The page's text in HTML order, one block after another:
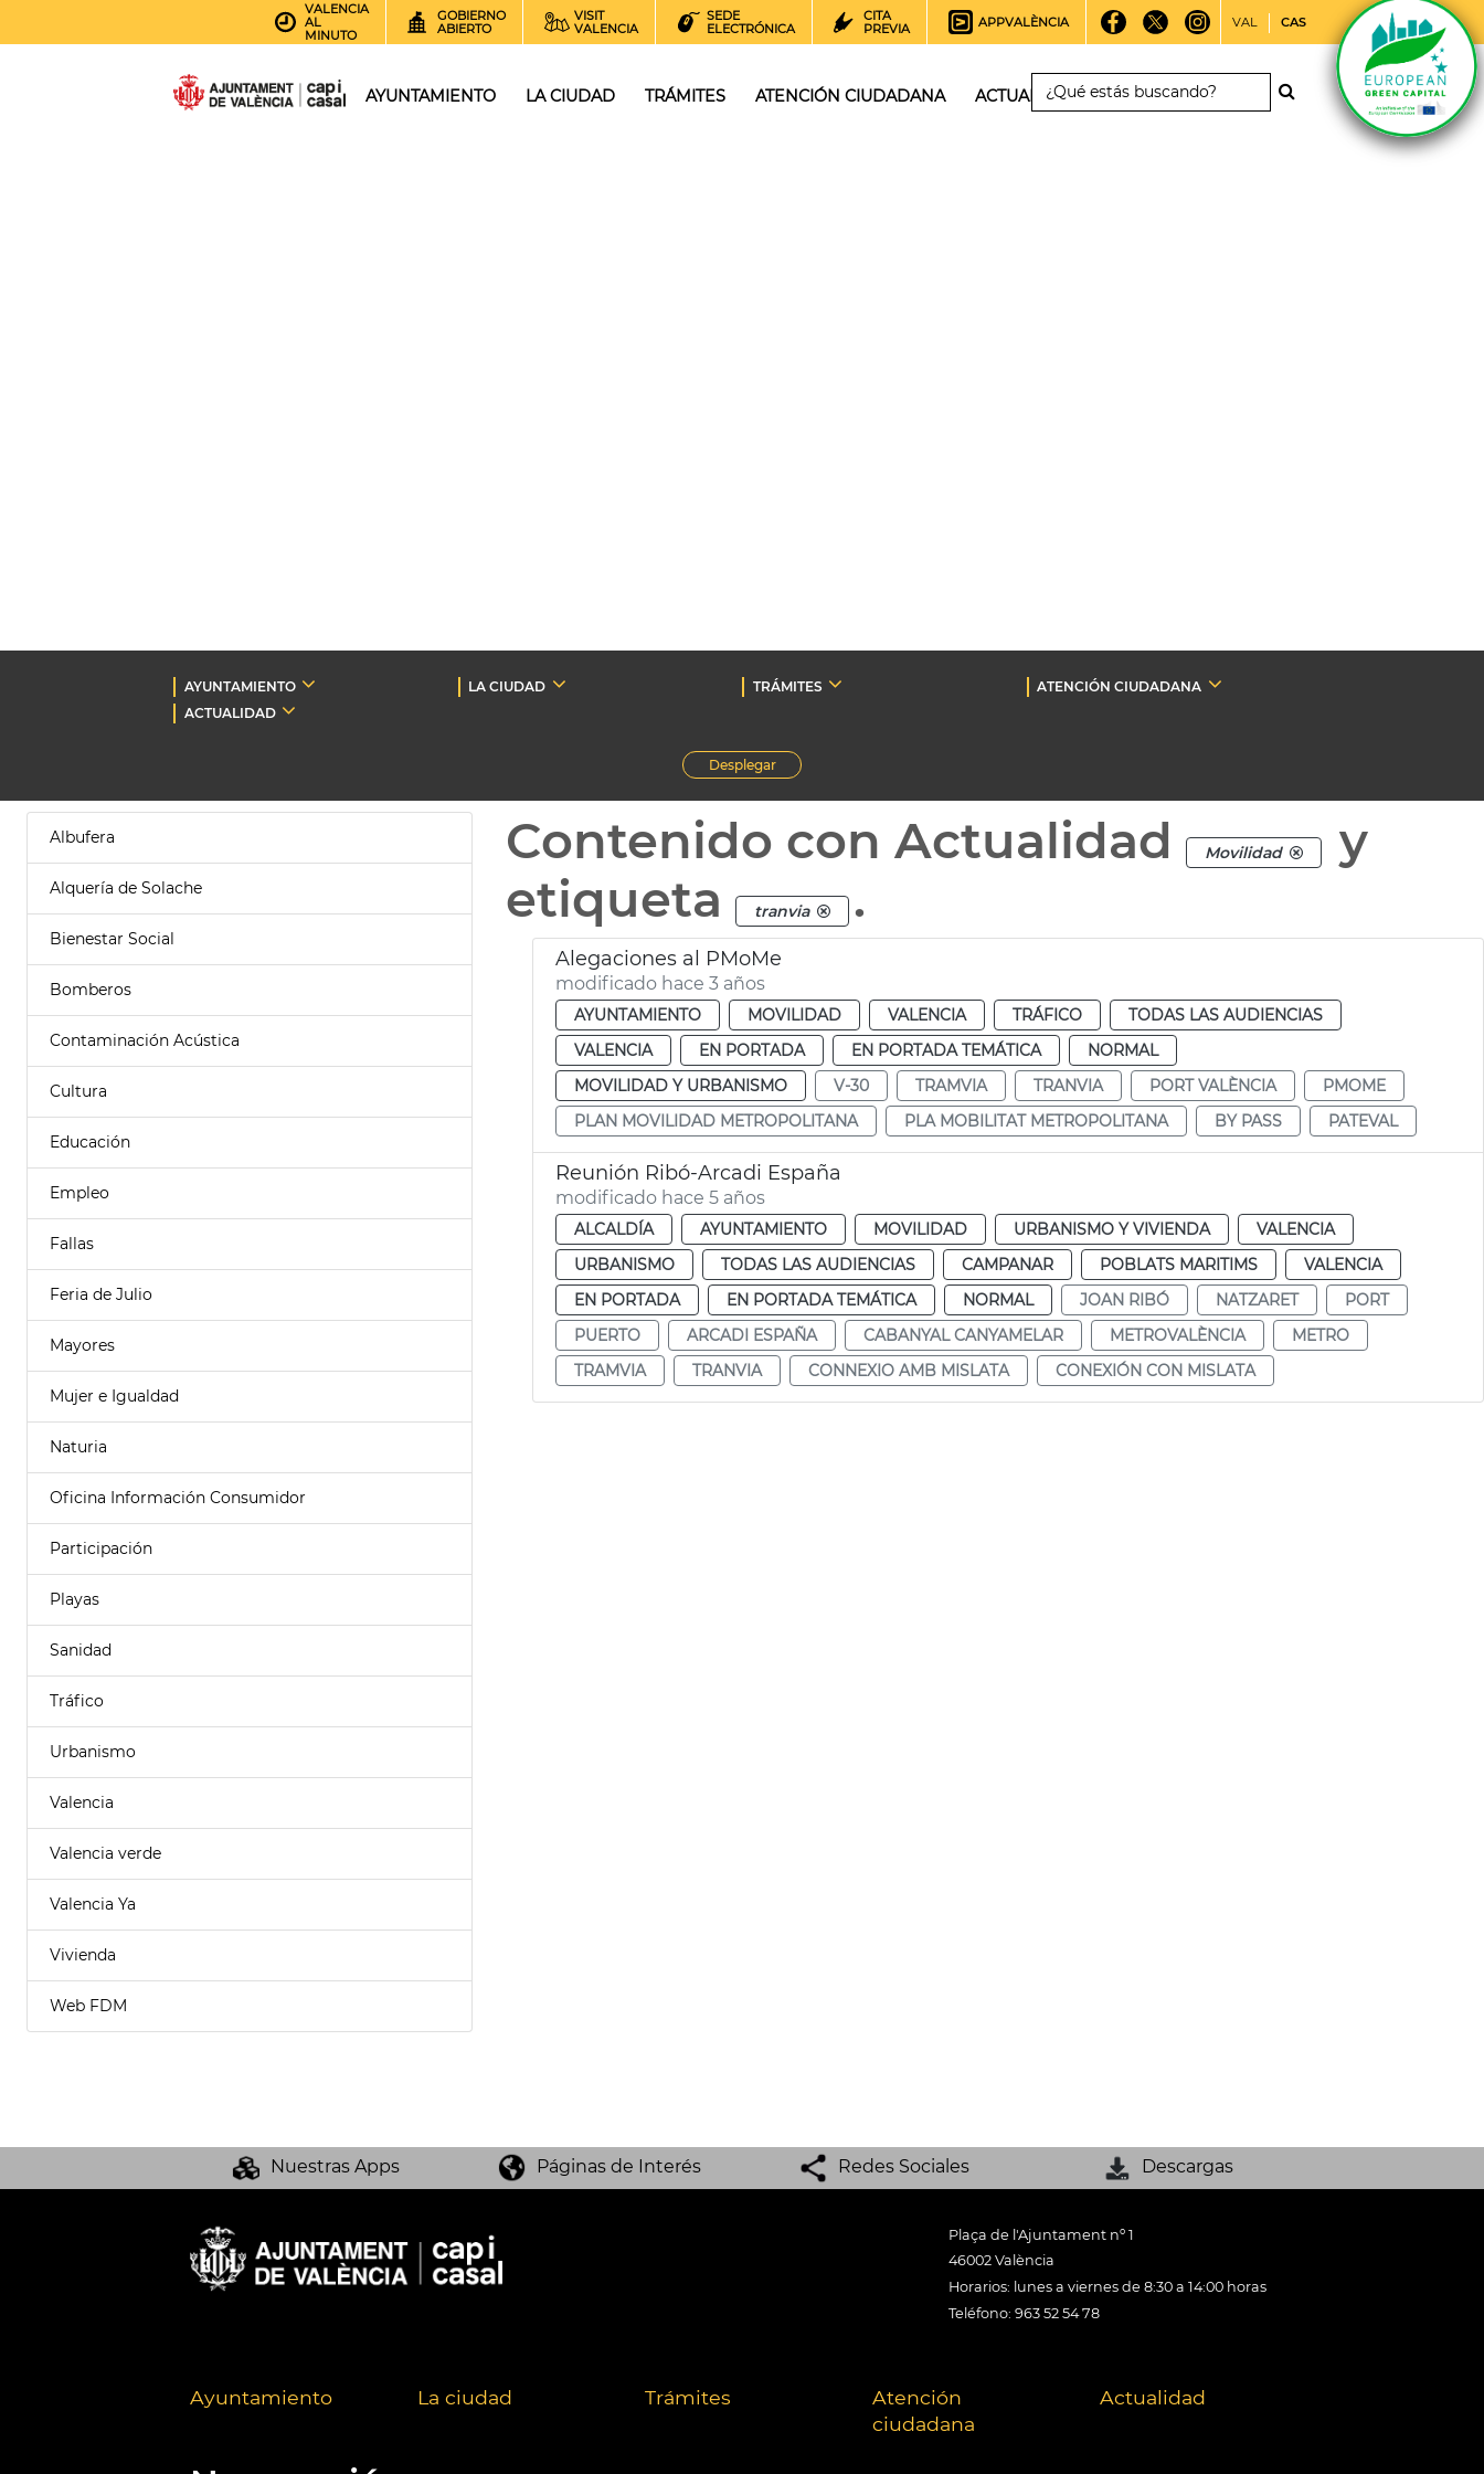
VALENCIA
AL
MINUTO
GOBIERNO
ABIERTO
VISIT
VALENCIA
SEDE
ELECTRÓNICA
CITA
PREVIA
APPVALÈNCIA VAL CAS
AYUNTAMIENTO LA CIUDAD TRÁMITES ATENCIÓN CIUDADANA ACTUALIDAD
AYUNTAMIENTO LA CIUDAD TRÁMITES
ATENCIÓN CIUDADANA
ACTUALIDAD
Desplegar
Albufera
Alquería de Solache
Bienestar Social
Bomberos
Contaminación Acústica
Cultura
Educación
Empleo
Fallas
Feria de Julio
Mayores
Mujer e Igualdad
Naturia
Oficina Información Consumidor
Participación
Playas
Sanidad
Tráfico
Urbanismo
Valencia
Valencia verde
Valencia Ya
Vivienda
Web FDM
Contenido con Actualidad Movilidad
y
etiqueta
tranvia .
Alegaciones al PMoMe
modificado hace 3 años
AYUNTAMIENTO MOVILIDAD VALENCIA TRÁFICO
TODAS LAS AUDIENCIAS
VALENCIA
EN PORTADA EN PORTADA TEMÁTICA
NORMAL
MOVILIDAD Y URBANISMO
V-30 TRAMVIA TRANVIA PORT VALÈNCIA
PMOME
PLAN MOVILIDAD METROPOLITANA
PLA MOBILITAT METROPOLITANA BY PASS PATEVAL
Reunión Ribó-Arcadi España
modificado hace 5 años
ALCALDÍA AYUNTAMIENTO MOVILIDAD URBANISMO Y VIVIENDA
VALENCIA
URBANISMO
TODAS LAS AUDIENCIAS CAMPANAR POBLATS MARITIMS
VALENCIA
EN PORTADA
EN PORTADA TEMÁTICA NORMAL JOAN RIBÓ NATZARET
PORT
PUERTO
ARCADI ESPAÑA CABANYAL CANYAMELAR METROVALÈNCIA
METRO
TRAMVIA
TRANVIA CONNEXIO AMB MISLATA CONEXIÓN CON MISLATA
Nuestras Apps Páginas de Interés Redes Sociales Descargas
Plaça de l'Ajuntament nº 1
46002 València
Horarios: lunes a viernes de 8:30 a 14:00 horas
Teléfono: 963 52 54 78
Ayuntamiento La ciudad Trámites
Atención
ciudadana
Actualidad